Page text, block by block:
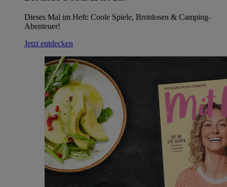
Dieses Mal im Heft: Coole Spiele, Brotdosen & Camping-
Abenteuer!
Jetzt entdecken